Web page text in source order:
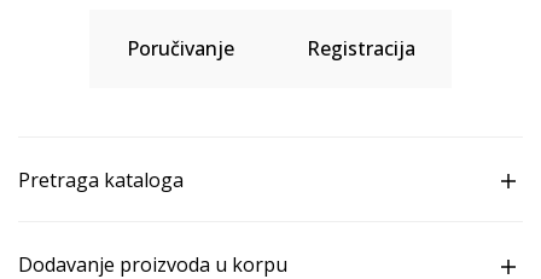
Poručivanje Registracija
Pretraga kataloga
Dodavanje proizvoda u korpu